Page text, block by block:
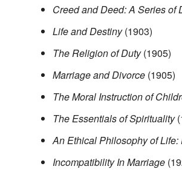
Creed and Deed: A Series of
Life and Destiny(1903)
The Religion of Duty(1905)
Marriage and Divorce(1905)
The Moral Instruction of
The Essentials of Spirituality
An Ethical Philosophy of
Incompatibility In Marriage